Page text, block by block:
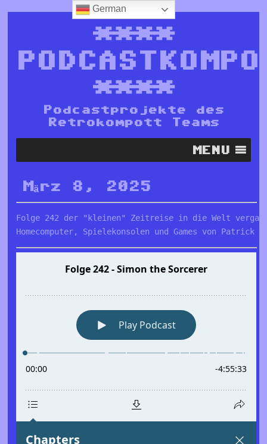
****
****
Podcastprojekte des
Retrokompott Teams
MENU
März 8, 2025
Folge 242 der "kleinen" Zeitreise in die Welt
Homecomputer, Spielekonsolen und Games von
German